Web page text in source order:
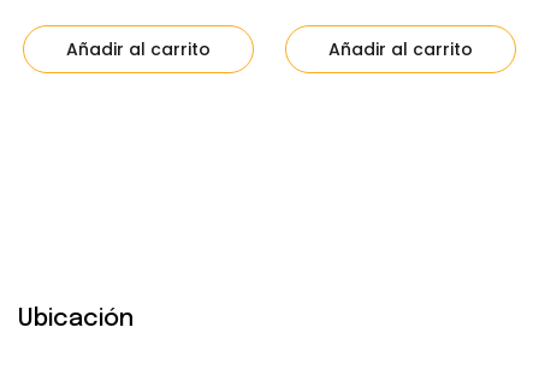
Añadir al carrito Añadir al carrito
Ubicación